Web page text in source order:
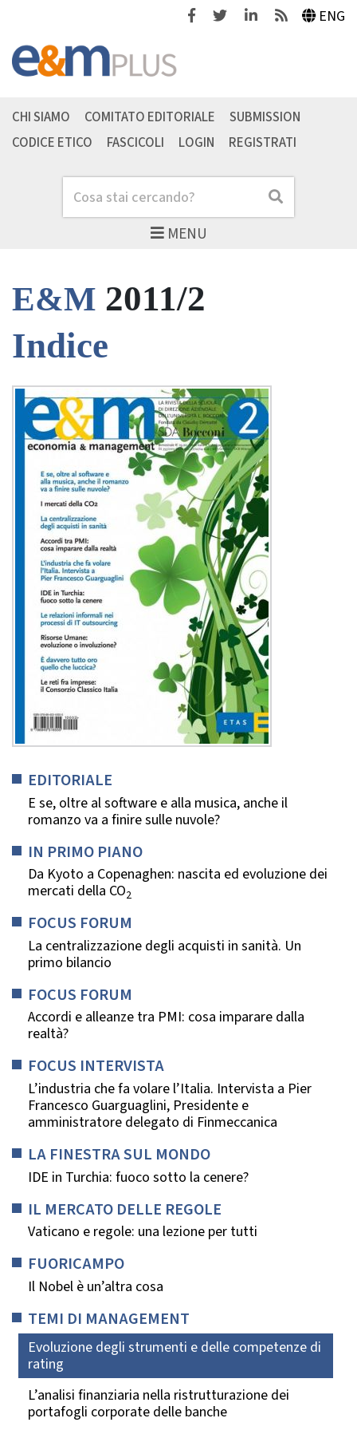
FacebookTwitterLinkedinFeeds ENG
MENU
Cerca Cerca
CHI SIAMO COMITATO EDITORIALE
SUBMISSION
CODICE ETICO
FASCICOLI LOGIN REGISTRATI
E&M 2011/2
Indice
EDITORIALE
E se, oltre al software e alla musica, anche il
romanzo va a finire sulle nuvole?
IN PRIMO PIANO
Da Kyoto a Copenaghen: nascita ed evoluzione dei
mercati della CO2
FOCUS FORUM
La centralizzazione degli acquisti in sanità. Un
primo bilancio
FOCUS FORUM
Accordi e alleanze tra PMI: cosa imparare dalla
realtà?
FOCUS INTERVISTA
L’industria che fa volare l’Italia. Intervista a Pier
Francesco Guarguaglini, Presidente e
amministratore delegato di Finmeccanica
LA FINESTRA SUL MONDO
IDE in Turchia: fuoco sotto la cenere?
IL MERCATO DELLE REGOLE
Vaticano e regole: una lezione per tutti
FUORICAMPO
Il Nobel è un’altra cosa
TEMI DI MANAGEMENT
Evoluzione degli strumenti e delle competenze di
rating
L’analisi finanziaria nella ristrutturazione dei
portafogli corporate delle banche